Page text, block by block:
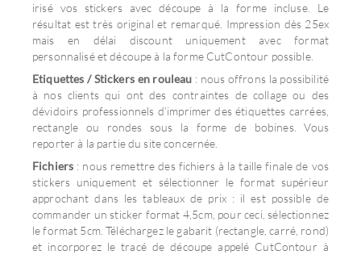
irisé vos stickers avec découpe à la forme incluse. Le
résultat est très original et remarqué. Impression dès 25ex
mais en délai discount uniquement avec format
personnalisé et découpe à la forme CutContour possible.
Etiquettes / Stickers en rouleau : nous offrons la possibilité
à nos clients qui ont des contraintes de collage ou des
dévidoirs professionnels d’imprimer des étiquettes carrées,
rectangle ou rondes sous la forme de bobines. Vous
reporter à la partie du site concernée.
Fichiers : nous remettre des fichiers à la taille finale de vos
stickers uniquement et sélectionner le format supérieur
approchant dans les tableaux de prix : il est possible de
commander un sticker format 4,5cm, pour ceci, sélectionnez
le format 5cm. Téléchargez le gabarit (rectangle, carré, rond)
et incorporez le tracé de découpe appelé CutContour à